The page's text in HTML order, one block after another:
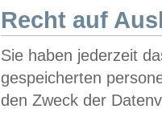
Recht auf
Sie haben jederzeit
gespeicherten
den Zweck der